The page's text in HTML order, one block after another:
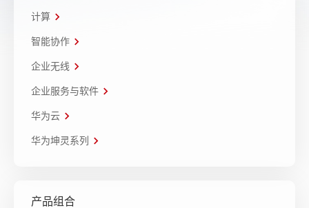
计算
智能协作
企业无线
企业服务与软件
华为云
华为坤灵系列
产品组合